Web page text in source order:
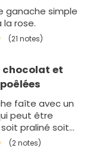
ganache simple
rose.
(21 notes)
chocolat et
faîte avec un
peut être
praliné soit
recouvre des
aux épices
(2 notes)